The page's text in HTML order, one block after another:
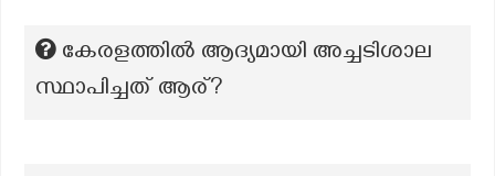
കേരളത്തിൽ ആദ്യമായി അച്ചടിശാല
സ്ഥാപിച്ചത് ആര്?